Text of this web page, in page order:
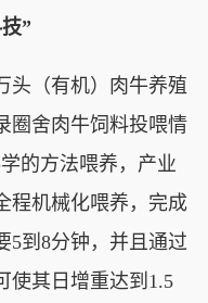
”
（有机）肉牛养殖
圈舍肉牛饲料投喂情
的方法喂养，产业
程机械化喂养，完成
5到8分钟，并且通过
使其日增重达到1.5